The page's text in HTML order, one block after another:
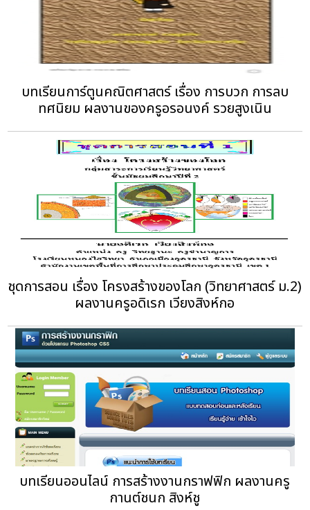
บทเรียนการ์ตูนคณิตศาสตร์ เรื่อง การบวก การลบ
ทศนิยม ผลงานของครูอรอนงค์ รวยสูงเนิน
ชุดการสอน เรื่อง โครงสร้างของโลก (วิทยาศาสตร์ ม.2)
ผลงานครูอดิเรก เวียงสิงห์กอ
บทเรียนออนไลน์ การสร้างงานกราฟฟิก ผลงานครู
กานต์ชนก สิงห์ชู